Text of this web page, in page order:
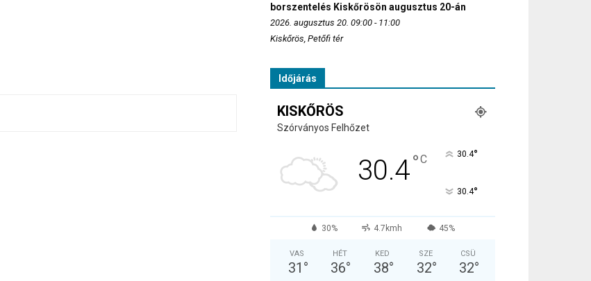
borszentelés Kiskőrösön augusztus 20-án
2026. augusztus 20. 09:00 - 11:00
Kiskőrös, Petőfi tér
Időjárás
KISKŐRÖS
Szórványos Felhőzet
30.4°C 30.4°
30.4°
30% 4.7kmh 45%
VAS
31 °
HÉT
36°
KED
38°
SZE
32°
CSÜ
32°